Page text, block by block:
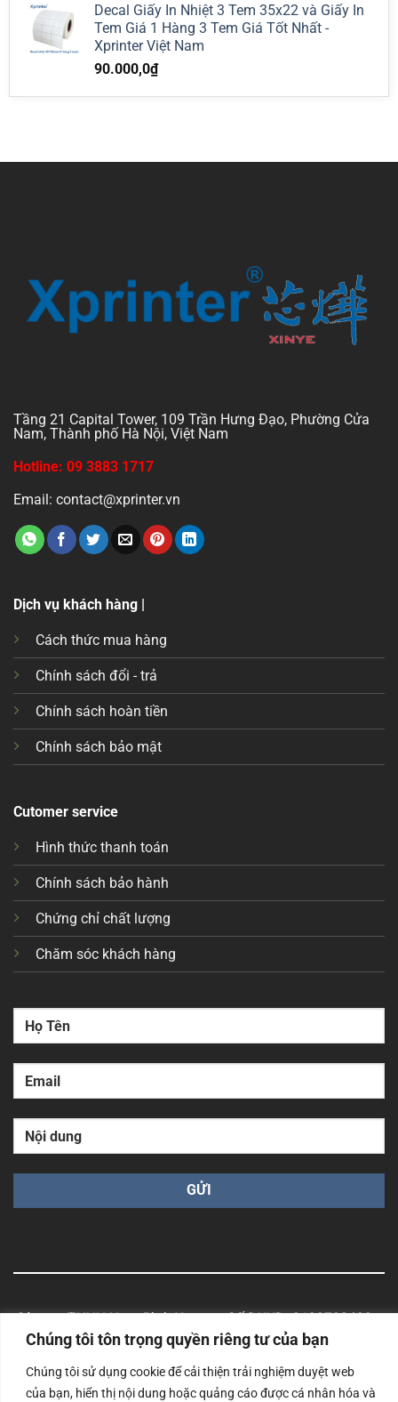
Chúng tôi tôn trọng quyền riêng tư của bạn
Chúng tôi sử dụng cookie để cải thiện trải nghiệm duyệt web
của bạn, hiển thị nội dung hoặc quảng cáo được cá nhân hóa và
Decal Giấy In Nhiệt 3 Tem 35x22 và Giấy In
Tem Giá 1 Hàng 3 Tem Giá Tốt Nhất -
Xprinter Việt Nam
90.000,0₫
Tầng 21 Capital Tower, 109 Trần Hưng Đạo, Phường Cửa
Nam, Thành phố Hà Nội, Việt Nam
Hotline: 09 3883 1717
Email: contact@xprinter.vn
Dịch vụ khách hàng |
Cách thức mua hàng
Chính sách đổi - trả
Chính sách hoàn tiền
Chính sách bảo mật
Cutomer service
Hình thức thanh toán
Chính sách bảo hành
Chứng chỉ chất lượng
Chăm sóc khách hàng
Công ty TNHH Nam Bình Xương - Số ĐKKD: 0108783483
cấp ngày 14/06/2019 bởi Sở Kế Hoạch và Đầu Tư Tp. Hà
Nội
Copyrights @2023 Nam Binh Xuong. All Rights Reserved